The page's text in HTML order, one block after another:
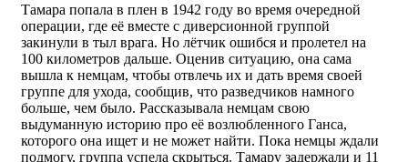
Тамара попала в плен в 1942 году во время очередной
операции, где её вместе с диверсионной группой
закинули в тыл врага. Но лётчик ошибся и пролетел на
100 километров дальше. Оценив ситуацию, она сама
вышла к немцам, чтобы отвлечь их и дать время своей
группе для ухода, сообщив, что разведчиков намного
больше, чем было. Рассказывала немцам свою
выдуманную историю про её возлюбленного Ганса,
которого она ищет и не может найти. Пока немцы ждали
подмогу, группа успела скрыться. Тамару задержали и 11